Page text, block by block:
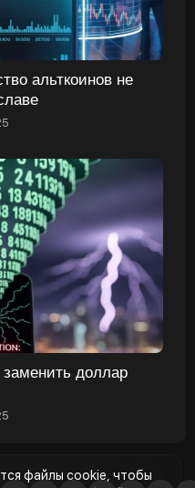
файлы cookie, чтобы
альткоинов не
доллар